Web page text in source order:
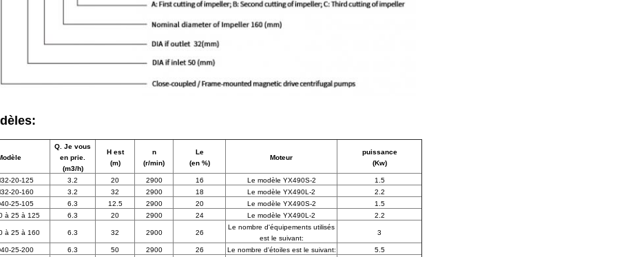
Q. Je vous
en prie.
(m3/h)
H est
(m)
n
(r/min)
Le
(en %)
Moteur
puissance
(Kw)
20-125 3.2 20 2900 16 Le modèle YX490S-2
1.5
20-160
3.2 32 2900 18 Le modèle YX490L-2
2.2
25-105
6.3 12.5 2900 20 Le modèle YX490S-2
1.5
à 25 à 125
6.3 20 2900 24 Le modèle YX490L-2 2.2
à 25 à 160 6.3 32 2900 26
Le nombre d'équipements utilisés
est le suivant:
3
25-200 6.3 50 2900 26 Le nombre d'étoiles est le suivant: 5.5